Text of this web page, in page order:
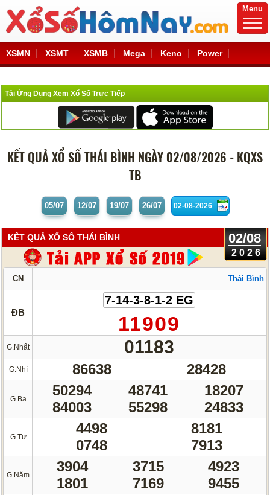
Menu
XSMN XSMT XSMB Mega Keno Power
Tải Ứng Dụng Xem Xổ Số Trực Tiếp
KẾT QUẢ XỔ SỐ THÁI BÌNH NGÀY 02/08/2026 - KQXS
TB
05/07 12/07 19/07 26/07
02/08
2026
KẾT QUẢ XỔ SỐ THÁI BÌNH
CN Thái Bình
ĐB
7-14-3-8-1-2 EG
11909
G.Nhất 01183
G.Nhì 86638 28428
G.Ba
50294 48741
18207
84003
55298 24833
G.Tư
4498
8181
0748
7913
G.Năm
3904 3715
4923
1801
7169 9455